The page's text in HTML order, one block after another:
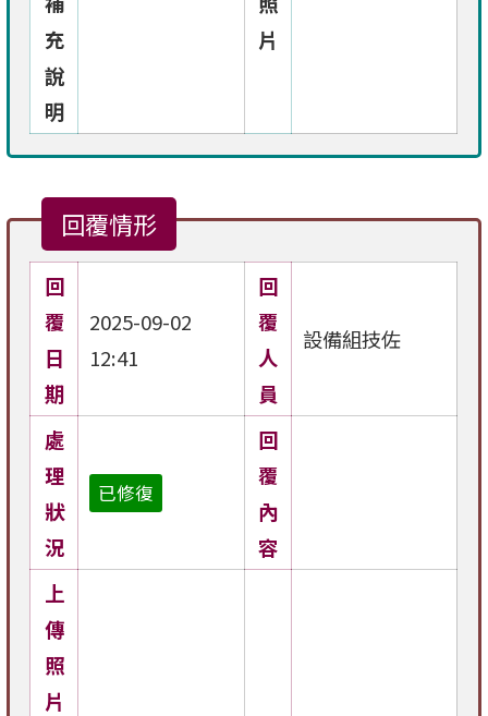
充
說
明
片
回覆情形
回
覆
日
期
2025-09-02
12:41
回
覆
人
員
設備組技佐
處
理
狀
況
已修復
回
覆
內
容
上
傳
照
片